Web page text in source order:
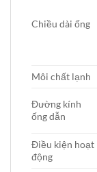
Chiều dài ống
Môi chất lạnh
Đường kính
ống dẫn
Điều kiện hoạt
động